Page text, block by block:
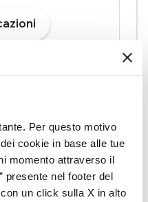
Per questo motivo
cookie in base alle tue
momento attraverso il
presente nel footer del
un click sulla X in alto
20, Empoli,
open_in_new